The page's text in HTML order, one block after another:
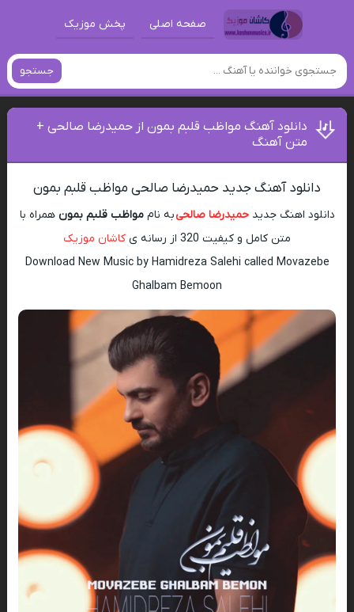
صفحه اصلی پخش موزیک
جستجو
دانلود آهنگ مواظب قلبم بمون از حمیدرضا صالحی +
متن آهنگ
دانلود آهنگ جدید حمیدرضا صالحی مواظب قلبم بمون
دانلود اهنگ جدیدحمیدرضا صالحیبه ناممواظب قلبم بمون همراه با
متن کامل و کیفیت 320 از رسانه ی
کاشان موزیک
Download New Music by Hamidreza Salehi called Movazebe
Ghalbam Bemoon